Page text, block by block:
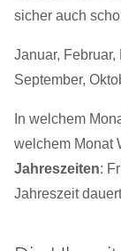
sicher auch
Januar, Februar,
September,
In welchem
welchem Monat
Jahreszeiten:
Jahreszeit